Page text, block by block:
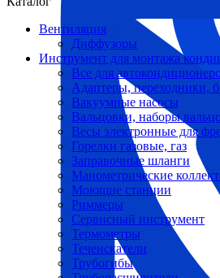
Вентиляция
Диффузоры
Инструмент для монтажа
Все для
Адаптеры, переходники,
Вакуумные насосы
Вальцовки, наборы
Весы электронные для
Горелки газовые, газ
Заправочные шланги
Манометрические
Моющие станции
Риммеры
Сервисный инструмент
Термометры
Течеискатели
Трубогибы